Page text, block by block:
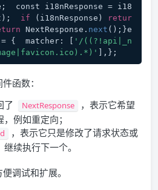
const i18nResponse = i18
if (i18nResponse)
retur
NextResponse. next ();}e
{  matcher: [
'/((?!api|_n
],};
函数：
了
NextResponse
，表示它希望
例如重定向；
，表示它只是修改了请求状态或
续执行下一个。
调试和扩展。